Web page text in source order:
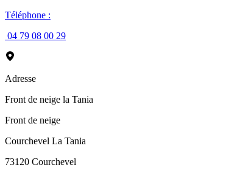
Téléphone :
04 79 08 00 29
Adresse
Front de neige la Tania
Front de neige
Courchevel La Tania
73120 Courchevel